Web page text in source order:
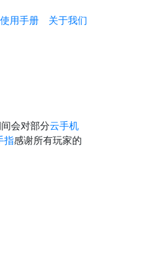
使用手册 关于我们
会对部分云手机
指感谢所有玩家的